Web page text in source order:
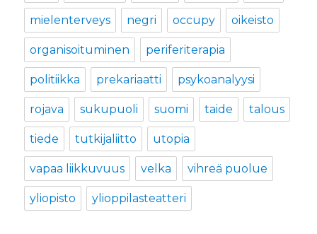
mielenterveys negri occupy oikeisto
organisoituminen periferiterapia
politiikka prekariaatti psykoanalyysi
rojava sukupuoli suomi taide talous
tiede tutkijaliitto utopia
vapaa liikkuvuus velka vihreä puolue
yliopisto ylioppilasteatteri